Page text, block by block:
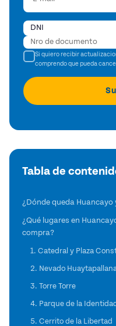
Si quiero recibir
comprendo que pueda
Tabla de
¿Dónde queda Huancayo
¿Qué lugares en
compra?
1. Catedral y Plaza
2. Nevado
3. Torre Torre
4. Parque de la
5. Cerrito de la Libertad